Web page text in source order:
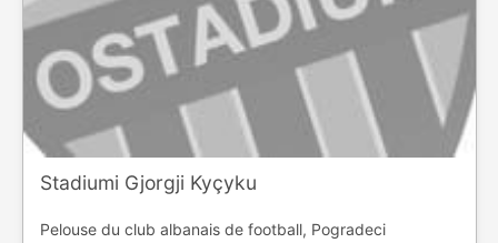
Stadiumi Gjorgji Kyçyku
Pelouse du club albanais de football, Pogradeci